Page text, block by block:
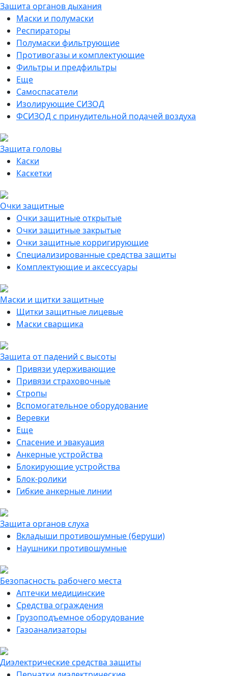
Защита органов дыхания
Маски и полумаски
Респираторы
Полумаски фильтрующие
Противогазы и комплектующие
Фильтры и предфильтры
Еще
Самоспасатели
Изолирующие СИЗОД
ФСИЗОД с принудительной подачей воздуха
Защита головы
Каски
Каскетки
Очки защитные
Очки защитные открытые
Очки защитные закрытые
Очки защитные корригирующие
Специализированные средства защиты
Комплектующие и аксессуары
Маски и щитки защитные
Щитки защитные лицевые
Маски сварщика
Защита от падений с высоты
Привязи удерживающие
Привязи страховочные
Стропы
Вспомогательное оборудование
Веревки
Еще
Спасение и эвакуация
Анкерные устройства
Блокирующие устройства
Блок-ролики
Гибкие анкерные линии
Защита органов слуха
Вкладыши противошумные (беруши)
Наушники противошумные
Безопасность рабочего места
Аптечки медицинские
Средства ограждения
Грузоподъемное оборудование
Газоанализаторы
Диэлектрические средства защиты